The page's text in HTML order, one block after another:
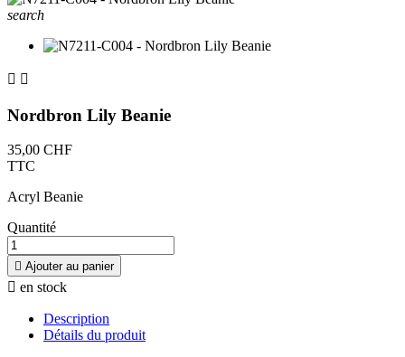
search
 
Nordbron Lily Beanie
35,00 CHF
TTC
Acryl Beanie
Quantité
 Ajouter au panier
 en stock
Description
Détails du produit